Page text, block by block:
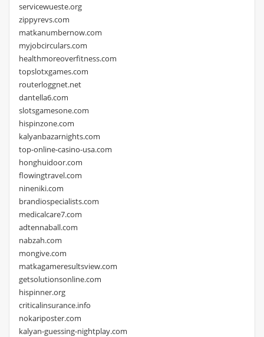
servicewueste.org
zippyrevs.com
matkanumbernow.com
myjobcirculars.com
healthmoreoverfitness.com
topslotxgames.com
routerloggnet.net
dantella6.com
slotsgamesone.com
hispinzone.com
kalyanbazarnights.com
top-online-casino-usa.com
honghuidoor.com
flowingtravel.com
nineniki.com
brandiospecialists.com
medicalcare7.com
adtennaball.com
nabzah.com
mongive.com
matkagameresultsview.com
getsolutionsonline.com
hispinner.org
criticalinsurance.info
nokariposter.com
kalyan-guessing-nightplay.com